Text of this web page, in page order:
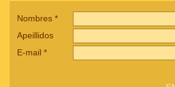
Nombres *
Apeillidos
E-mail *